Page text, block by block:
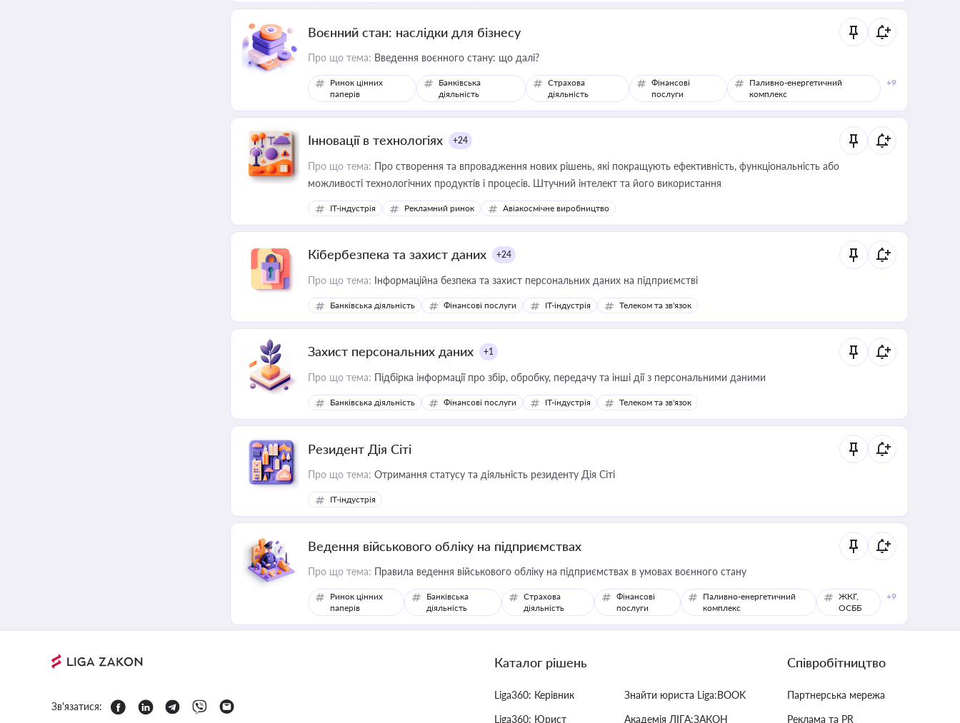
Воєнний стан: наслідки для бізнесу
Про що тема: Введення воєнного стану: що далі?
Ринок цінних
паперів
Банківська
діяльність
Страхова
діяльність
Фінансові
послуги
Паливно-енергетичний
комплекс
+9
Інновації в технологіях +24
Про що тема: Про створення та впровадження нових рішень, які покращують ефективність, функціональність або
можливості технологічних продуктів і процесів. Штучний інтелект та його використання
IT-індустрія Рекламний ринок Авіакосмічне виробництво
Кібербезпека та захист даних +24
Про що тема: Інформаційна безпека та захист персональних даних на підприємстві
Банківська діяльність Фінансові послуги IT-індустрія Телеком та зв'язок
Захист персональних даних +1
Про що тема: Підбірка інформації про збір, обробку, передачу та інші дії з персональними даними
Банківська діяльність Фінансові послуги IT-індустрія Телеком та зв'язок
Резидент Дія Сіті
Про що тема: Отримання статусу та діяльність резиденту Дія Сіті
IT-індустрія
Ведення військового обліку на підприємствах
Про що тема: Правила ведення військового обліку на підприємствах в умовах воєнного стану
Ринок цінних
паперів
Банківська
діяльність
Страхова
діяльність
Фінансові
послуги
Паливно-енергетичний
комплекс
ЖКГ,
ОСББ
+9
Зв'язатися:
Каталог рішень
Liga360: Керівник
Liga360: Юрист
Знайти юриста Liga:BOOK
Академія ЛІГА:ЗАКОН
Співробітництво
Партнерська мережа
Реклама та PR